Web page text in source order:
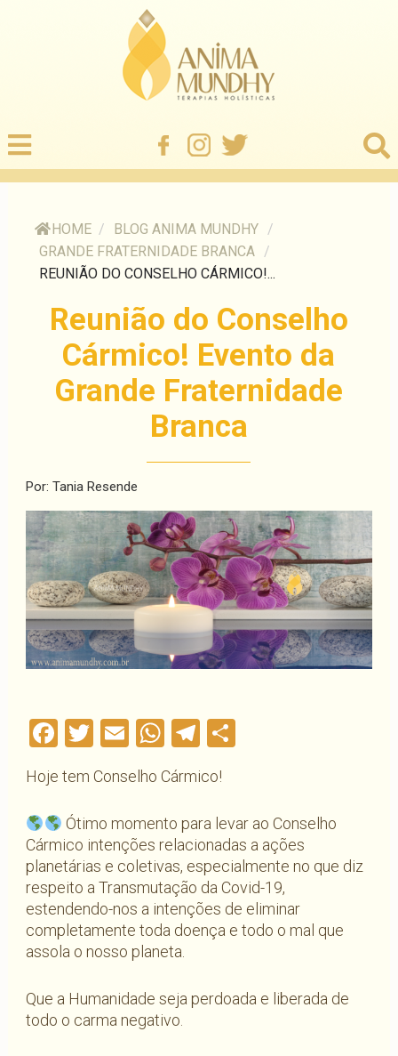
HOME / BLOG ANIMA MUNDHY /
GRANDE FRATERNIDADE BRANCA /
REUNIÃO DO CONSELHO CÁRMICO!...
Reunião do Conselho
Cármico! Evento da
Grande Fraternidade
Branca
Por: Tania Resende
Facebook
Twitter
EmailWhatsApp
Telegram
Hoje tem Conselho Cármico!
Ótimo momento para levar ao Conselho
Cármico intenções relacionadas a ações
planetárias e coletivas, especialmente no que diz
respeito a Transmutação da Covid-19,
estendendo-nos a intenções de eliminar
completamente toda doença e todo o mal que
assola o nosso planeta.
Que a Humanidade seja perdoada e liberada de
todo o carma negativo.